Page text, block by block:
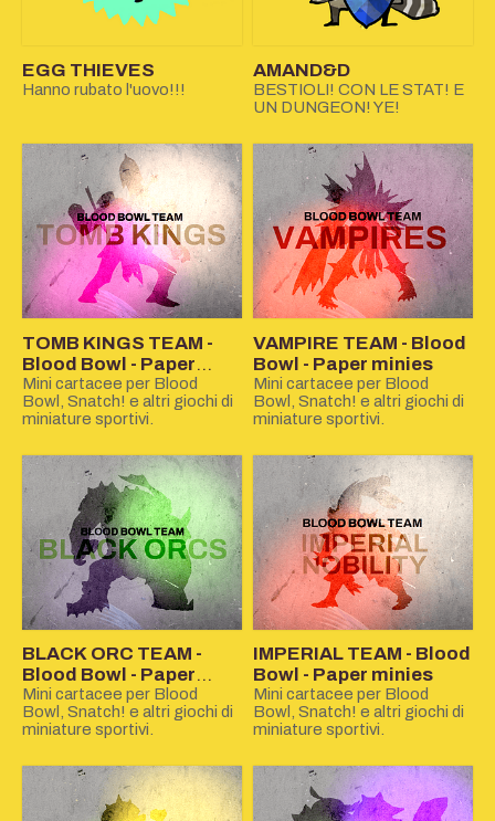
EGG THIEVES
Hanno rubato l'uovo!!!
AMAND&D
BESTIOLI! CON LE STAT! E
UN DUNGEON! YE!
TOMB KINGS TEAM -
Blood Bowl - Paper
minies
Mini cartacee per Blood
Bowl, Snatch! e altri giochi di
miniature sportivi.
VAMPIRE TEAM - Blood
Bowl - Paper minies
Mini cartacee per Blood
Bowl, Snatch! e altri giochi di
miniature sportivi.
BLACK ORC TEAM -
Blood Bowl - Paper
minies
Mini cartacee per Blood
Bowl, Snatch! e altri giochi di
miniature sportivi.
IMPERIAL TEAM - Blood
Bowl - Paper minies
Mini cartacee per Blood
Bowl, Snatch! e altri giochi di
miniature sportivi.